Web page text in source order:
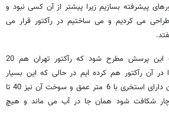
پیشرفته بسازیم زیرا پیشتر از آن کسی نبود و
می کردیم و می ساختیم در رآکتور قرار می
صالحی افزود : ممکن است این پرسش مطرح شود که رآکتور تهران هم 20
آن رآکتور هم کرده ایم در حالی که این بسیار
متفاوت است زیرا رآکتور تهران دارای استخری با 6 متر عمق و سوخت آن نیز 40 تا
دچار شکافت شود همان جا در آب می ماند و هیچ